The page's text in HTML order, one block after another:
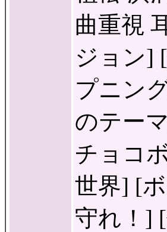
曲重視
ジョン]
プニン
のテー
チョコ
世界] [
守れ！]